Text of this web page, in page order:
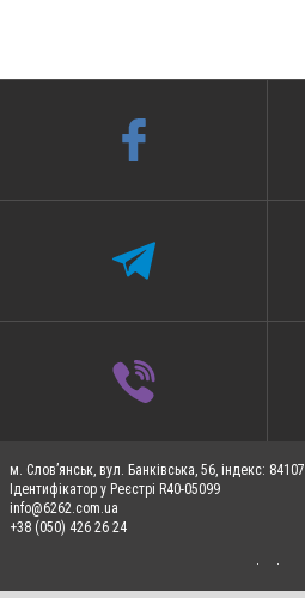
м. Слов’янськ, вул. Банківська, 56, індекс: 84107
Ідентифікатор у Реєстрі R40-05099
info@6262.com.ua
+38 (050) 426 26 24